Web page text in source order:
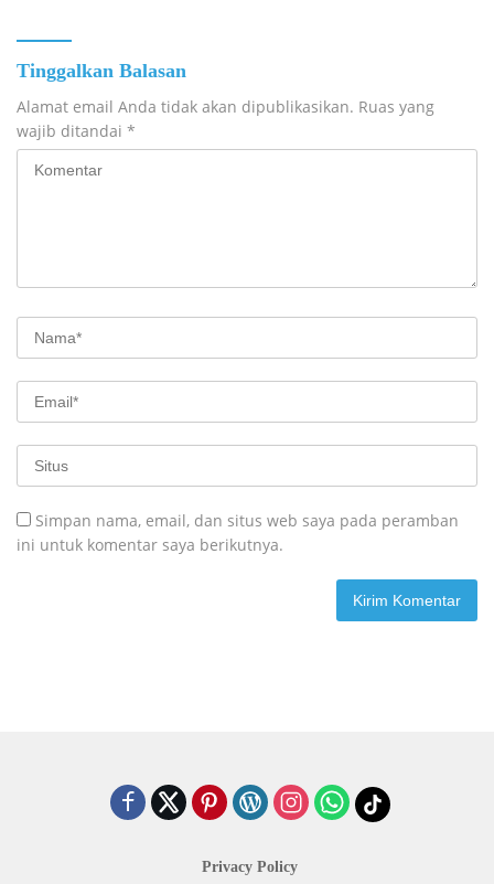
Tinggalkan Balasan
Alamat email Anda tidak akan dipublikasikan. Ruas yang
wajib ditandai *
Simpan nama, email, dan situs web saya pada peramban
ini untuk komentar saya berikutnya.
Privacy Policy